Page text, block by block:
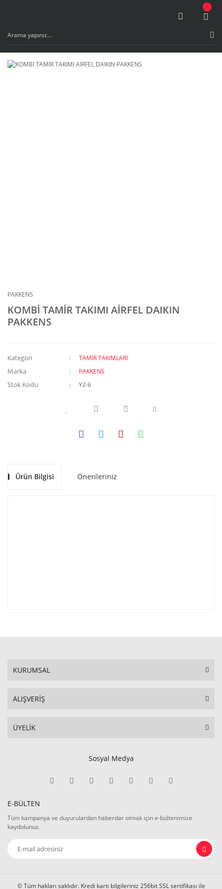
PAKKENS
KOMBİ TAMİR TAKIMI AİRFEL DAIKIN
PAKKENS
Kategori TAMİR TAKIMLARI
Marka PAKKENS
Stok Kodu Y2-6
Ürün Bilgisi Önerileriniz
KURUMSAL
ALIŞVERİŞ
ÜYELİK
Sosyal Medya
E-BÜLTEN
Tüm kampanya ve duyurulardan haberdar olmak için e-bültenimize
kaydolunuz.
© Tüm hakları saklıdır. Kredi kartı bilgileriniz 256bit SSL sertifikası ile